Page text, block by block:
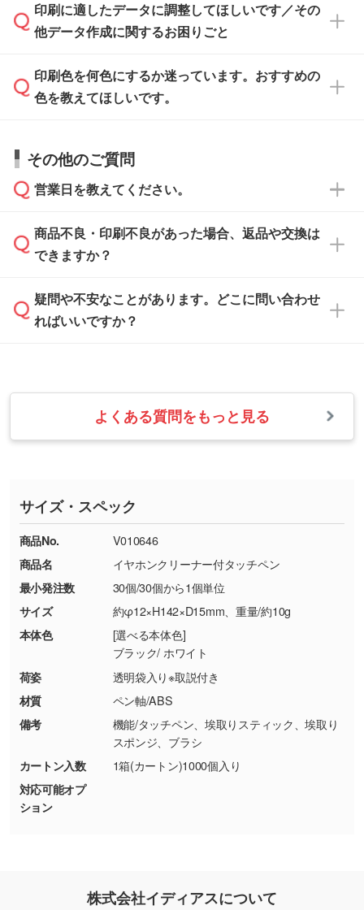
がないかチェックし、お客様と確認してから印
刷に進みますので、ご安心ください。
入稿用のテンプレートはPDF形式ですが、
IllustratorやPhotoshopで開いてご利用いただけ
方」をご確認ください。
印刷に適したデータ・解像度かどうか、担当ス
タッフが事前に確認いたします。
ムへ添付いただくか、担当スタッフ宛にメール
でお送りください。
い合わせください。
なお、印刷用データの作り方に関する詳細は、
印刷に適したデータに調整してほしいです／その
他データ作成に関するお困りごと
データ作成でお困りの際には、担当スタッフが
サポートいたしますのでお気軽にご相談くださ
から添付してお送りください。
・解像度の低いデータをトレース/調整してほ
しい
解像度の低い画像や、手書きのイラスト、写真
などを、印刷に適したベクターデータに変換し
・フルカラーデータを1色に変換してほしい
・1色印刷でグラデーションや濃淡を表現した
い
す。→詳しく見る
・コーポレートカラーを使って印刷したい／印
刷色にこだわりがある
DIC・PANTONEなどのカラーチップの指定や、
現物支給による色指定も承っております。→
しく見る
・背景がある画像からキャラクター部分だけを
シンプルな背景のデータや、使いたいキャラク
ター部分の輪郭がはっきりしているデータは切
り抜き処理が可能です。→詳しく見る
・持っているデータの背景が足りない／塗り足
しの作り方が分からない
印刷色を何色にするか迷っています。おすすめの
色を教えてほしいです。
相談いただきますと、担当スタッフがお客様の
ご希望や商品の本体色を確認し、印刷色をご提
本体色がブラック、ネイビーなど濃色の場合は
白色か淡い色の印刷色をおすすめしておりま
す。
本体色がナチュラルなど淡色の場合、印刷をく
っきりと目立たせたいときは濃い印刷色が、柔
らかい雰囲気にしたいときは淡い印刷色が映え
また、お選びいただいた印刷色が本体色に合わ
ない場合や仕上がりに影響しそうな場合は、ス
タッフから別の色をご案内することもございま
その他のご質問
営業日を教えてください。
営業日は平日の10:00～18:00で、土日祝日はお
休みとなります。注文・見積・お問い合わせ
速やかに対応いたします。
商品不良・印刷不良があった場合、返品や交換は
できますか？
お手数をお掛けいたしますが、至急担当スタッ
フまでご連絡ください。商品の状況を確認し、
・お届け時に商品が損傷・故障している場合
・ご注文と異なる商品が届いた場合
・印刷不良があった場合
※詳しくは「商品の良品基準について
ください。
【返品・交換ができない場合】
・お客様の元で商品を加工された場合、または
商品が破損した場合
・商品到着後7日以上経過している場合
・お客様のご都合による返品・交換依頼(商
品・色・数量などの注文間違い等)
疑問や不安なことがあります。どこに問い合わせ
ればいいですか？
業日以内に担当スタッフよりメールにてご連絡
いたします。
お急ぎの場合はお電話でのご質問も受け付けて
TEL：0422-29-9911 営業時間10:00～
18:00(土日祝日除く)
お問い合わせフォームはこちら
よくある質問をもっと見る
サイズ・スペック
商品No.
V010646
商品名
イヤホンクリーナー付タッチペン
最小発注数
30個/30個から1個単位
サイズ
約φ12×H142×D15mm、重量/約10g
本体色
[選べる本体色]
ブラック/ ホワイト
荷姿
透明袋入り※取説付き
材質
ペン軸/ABS
備考
機能/タッチペン、埃取りスティック、埃取り
スポンジ、ブラシ
カートン入数
1箱(カートン)1000個入り
対応可能オプ
ション
株式会社イディアスについて